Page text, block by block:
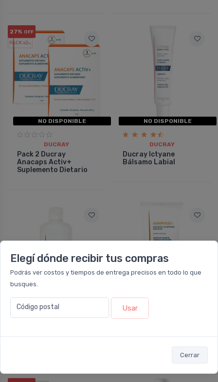
Elegí dónde recibir tus compras
Podrás ver costos y tiempos de entrega precisos en todo lo que
busques.
Código postal Usar
Cerrar
27% OFF
PACK x2u.
NO DISPONIBLE
DUCRAY
Pack 2 Ducray
Anacaps Activ+
Suplemento Dietario
NO DISPONIBLE
DUCRAY
Ducray Ictyane
Bálsamo Labial
NO DISPONIBLE
Shampoo Anticaí­da X
NO DISPONIBLE
Acondicionador